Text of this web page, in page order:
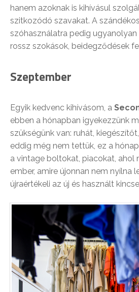
hanem azoknak is kihívásul
szitkozódó szavakat. A
szóhasználatra pedig
rossz szokások, beidegződések
Szeptember
Egyik kedvenc kihívásom, a
ebben a hónapban igyekezzünk
szükségünk van: ruhát,
eddig még nem tettük, ez a
a vintage boltokat, piacokat, ahol
ember, amire újonnan nem nyílna
újraértékeli az új és használt